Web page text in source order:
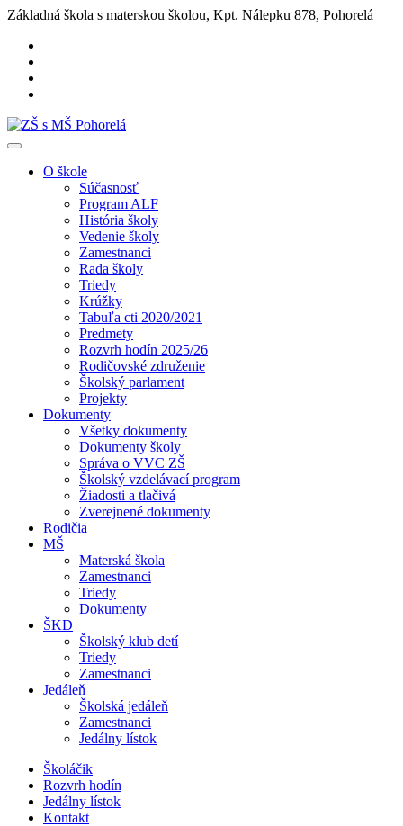
Základná škola s materskou školou, Kpt. Nálepku 878, Pohorelá
O škole
Súčasnosť
Program ALF
História školy
Vedenie školy
Zamestnanci
Rada školy
Triedy
Krúžky
Tabuľa cti 2020/2021
Predmety
Rozvrh hodín 2025/26
Rodičovské združenie
Školský parlament
Projekty
Dokumenty
Všetky dokumenty
Dokumenty školy
Správa o VVC ZŠ
Školský vzdelávací program
Žiadosti a tlačivá
Zverejnené dokumenty
Rodičia
MŠ
Materská škola
Zamestnanci
Triedy
Dokumenty
ŠKD
Školský klub detí
Triedy
Zamestnanci
Jedáleň
Školská jedáleň
Zamestnanci
Jedálny lístok
Školáčik
Rozvrh hodín
Jedálny lístok
Kontakt